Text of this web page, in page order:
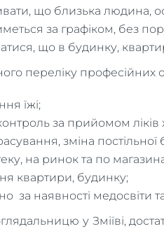
що близька людина,
за графіком, без
що в будинку,
переліку професійних
їжі;
за прийомом
зміна постільної
на ринок та по
квартири, будинку;
за наявності медосвіти
у Зміїві,